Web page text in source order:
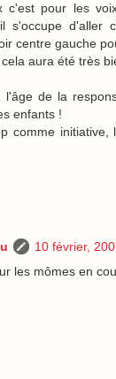
c'est pour les
s'occupe d'aller
centre gauche
aura été très
l'âge de la
enfants !
comme initiative,
10 février,
les mômes en